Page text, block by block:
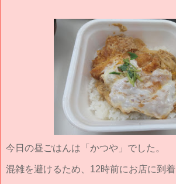
今日の昼ごはんは「かつや」でした。
混雑を避けるため、12時前にお店に到着